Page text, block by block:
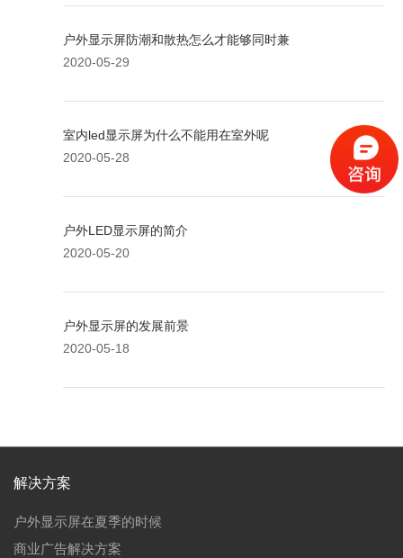
户外显示屏防潮和散热怎么才能够同时兼
2020-05-29
室内led显示屏为什么不能用在室外呢
2020-05-28
户外LED显示屏的简介
2020-05-20
户外显示屏的发展前景
2020-05-18
解决方案
户外显示屏在夏季的时候
商业广告解决方案